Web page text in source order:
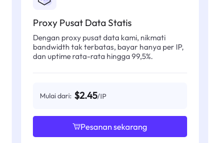
Proxy Pusat Data Statis
Dengan proxy pusat data kami, nikmati
bandwidth tak terbatas, bayar hanya per IP,
dan uptime rata-rata hingga 99,5%.
Mulai dari: $2.45/IP
Pesanan sekarang